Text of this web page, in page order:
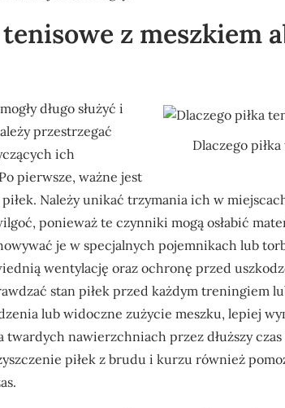
z meszkiem
Dlaczego
długo służyć i
przestrzegać
ich
pierwsze, ważne jest
Należy unikać trzymania ich w
ponieważ te czynniki mogą osłabić
je w specjalnych pojemnikach lub
wentylację oraz ochronę przed
stan piłek przed każdym treningiem
lub widoczne zużycie meszku, lepiej
twardych nawierzchniach przez dłuższy
piłek z brudu i kurzu również